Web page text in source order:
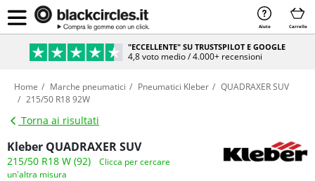
Aiuto Carrello
"ECCELLENTE" SU TRUSTSPILOT E GOOGLE
4,8 voto medio / 4.000+ recensioni
Home Marche pneumatici Pneumatici Kleber
QUADRAXER SUV
215/50 R18 92W
Torna ai risultati
Kleber QUADRAXER SUV
215/50 R18 W (92)
Clicca per cercare
un'altra misura